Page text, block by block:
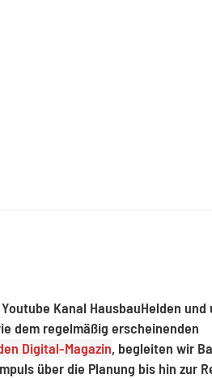
Kanal HausbauHelden und
dem regelmäßig erscheinenden
Digital-Magazin, begleiten wir
über die Planung bis hin zur